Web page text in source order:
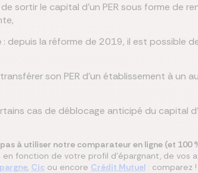
sortir le capital d’un PER sous forme de
: depuis la réforme de 2019, il est possible
son PER d’un établissement à un
cas de déblocage anticipé du capital
à utiliser notre comparateur en ligne (et 100
fonction de votre profil d’épargnant, de vos
, Cic ou encore Crédit Mutuel : comparez !